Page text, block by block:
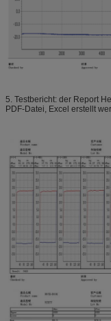
5. Testbericht: der Report
PDF-Datei, Excel erstellt